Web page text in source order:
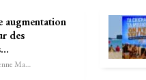
augmentation
des
Sébastien-Étienne Marechal